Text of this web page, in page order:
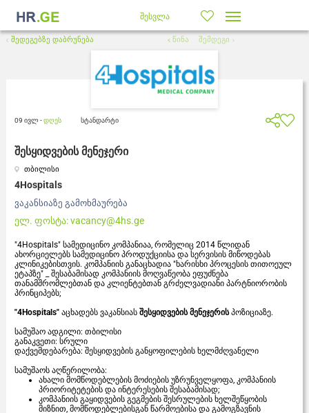
შესვლა
შედეგებზე დაბრუნება წინა შემდეგი
09 ივლ -დღეს სტანდარტი
შესყიდვების მენეჯერი
თბილისი
4Hospitals
ვაკანსიაზე გამოხმაურება
ელ. ფოსტა:vacancy@4hs.ge
"4Hospitals" სამედიცინო კომპანიაა, რომელიც 2014 წლიდან
ახორციელებს სამედიცინო პროდუქციისა და სერვისის მიწოდებას
კლინიკებისთვის. კომპანიის განაცხადია "ხარისხი პროცესის თითოეულ
ეტაპზე" _ შესაბამისად კომპანიის მოღვაწეობა ეფუძნება
თანამშრომლებთან და კლიენტებთან გრძელვადიანი პარტნიორობის
პრინციპებს;
"4Hospitals" აცხადებს ვაკანსიას შესყიდვების მენეჯერისპოზიციაზე.
სამუშაო ადგილი: თბილისი
განაკვეთი: სრული
დაქვემდებარება: შესყიდვების განყოფილების ხელმძღვანელი
სამუშაოს აღწერილობა:
ახალი მომწოდებლების მოძიების უზრუნველყოფა, კომპანიის
პრიორიტეტების და ინტერესების შესაბამისად;
კომპანიის გაყიდვების გეგმების შესრულების ხელშეწყობის
მიზნით, მომწოდებლებისგან წარმოებისა და გამოგზავნის